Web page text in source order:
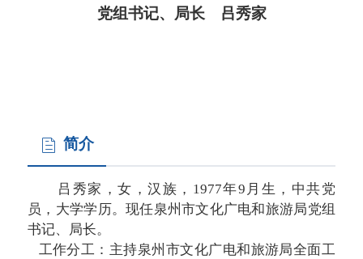
党组书记、局长 吕秀家
简介
吕秀家，女，汉族，1977年9月生，中共党
员，大学学历。现任泉州市文化广电和旅游局党组
书记、局长。
工作分工：主持泉州市文化广电和旅游局全面工